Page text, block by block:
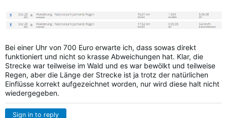
Bei einer Uhr von 700 Euro erwarte ich, dass sowas direkt
funktioniert und nicht so krasse Abweichungen hat. Klar, die
Strecke war teilweise im Wald und es war bewölkt und teilweise
Regen, aber die Länge der Strecke ist ja trotz der natürlichen
Einflüsse korrekt aufgezeichnet worden, nur wird diese halt nicht
wiedergegeben.
Sign in to reply